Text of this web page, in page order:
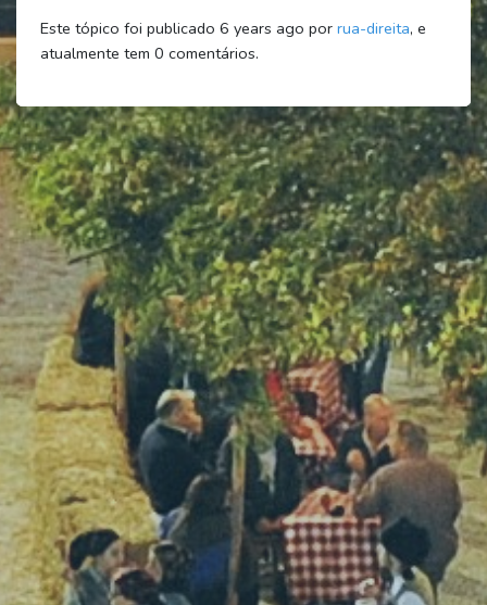
Este tópico foi publicado 6 years ago por rua-direita, e
atualmente tem 0 comentários.